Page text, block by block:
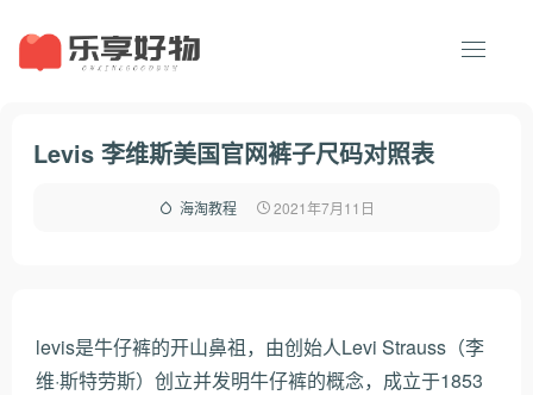
Levis 李维斯美国官网裤子尺码对照表
海淘教程 2021年7月11日
levis是牛仔裤的开山鼻祖，由创始人Levi Strauss（李
维·斯特劳斯）创立并发明牛仔裤的概念，成立于1853